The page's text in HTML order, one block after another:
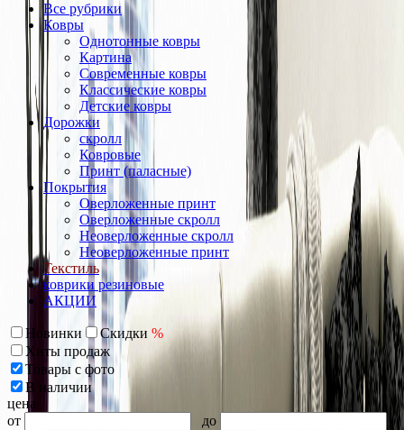
Все рубрики
Ковры
Однотонные ковры
Картина
Современные ковры
Классические ковры
Детские ковры
Дорожки
скролл
Ковровые
Принт (паласные)
Покрытия
Оверложенные принт
Оверложенные скролл
Неоверложенные скролл
Неоверложенные принт
Текстиль
коврики резиновые
АКЦИИ
Новинки Скидки %
Хиты продаж
Товары с фото
В наличии
цена
от
до